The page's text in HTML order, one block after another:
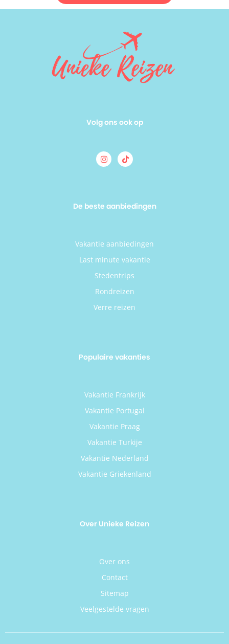
Volg ons ook op
De beste aanbiedingen
Vakantie aanbiedingen
Last minute vakantie
Stedentrips
Rondreizen
Verre reizen
Populaire vakanties
Vakantie Frankrijk
Vakantie Portugal
Vakantie Praag
Vakantie Turkije
Vakantie Nederland
Vakantie Griekenland
Over Unieke Reizen
Over ons
Contact
Sitemap
Veelgestelde vragen